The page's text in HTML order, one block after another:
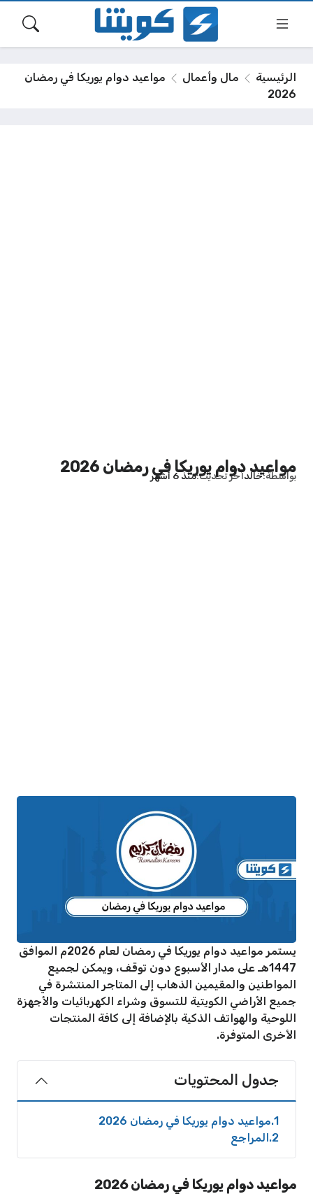
الرئيسية مال وأعمال
مواعيد دوام يوريكا في رمضان
2026
مواعيد دوام يوريكا في رمضان 2026
بواسطة خالدآخر تحديث منذ 6 أشهر
يستمر مواعيد دوام يوريكا في رمضان لعام 2026م الموافق
1447هـ على مدار الأسبوع دون توقف، ويمكن لجميع
المواطنين والمقيمين الذهاب إلى المتاجر المنتشرة في
جميع الأراضي الكويتية للتسوق وشراء الكهربائيات والأجهزة
اللوحية والهواتف الذكية بالإضافة إلى كافة المنتجات
الأخرى المتوفرة.
جدول المحتويات
1 مواعيد دوام يوريكا في رمضان 2026
2 المراجع
مواعيد دوام يوريكا في رمضان 2026